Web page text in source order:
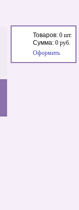
Товаров: 0 шт.
Сумма: 0 руб.
Оформить